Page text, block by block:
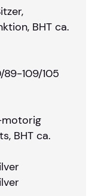
BHT ca.
89-109/105
motorig
BHT ca.